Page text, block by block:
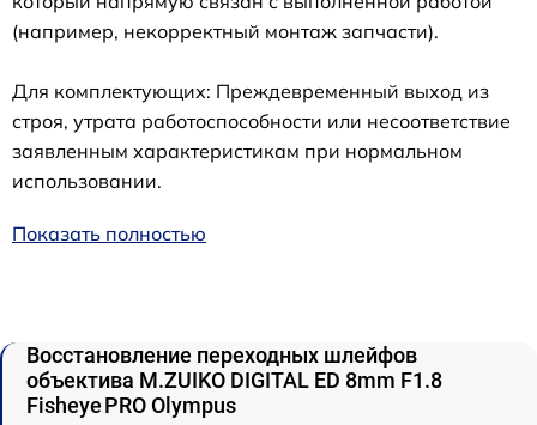
(например, некорректный монтаж запчасти).
Для комплектующих: Преждевременный выход из
строя, утрата работоспособности или несоответствие
заявленным характеристикам при нормальном
использовании.
Показать полностью
Восстановление переходных шлейфов
объектива M.ZUIKO DIGITAL ED 8mm F1.8
Fisheye PRO Olympus